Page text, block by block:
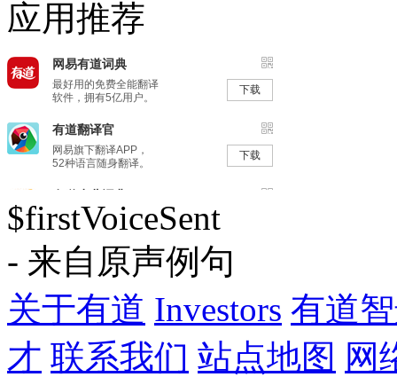
应用推荐
$firstVoiceSent
- 来自原声例句
关于有道 Investors 有道
才 联系我们 站点地图 网